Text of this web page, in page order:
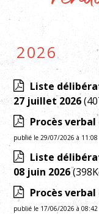
2026
Liste
27 juillet 2026
Procès
publié le 29/07/2026 à 11:08
Liste
08 juin 2026
Procès verbal
publié le 17/06/2026 à 08:42